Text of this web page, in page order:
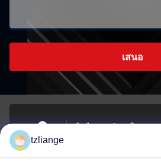
เสนอ
Address
tzliange